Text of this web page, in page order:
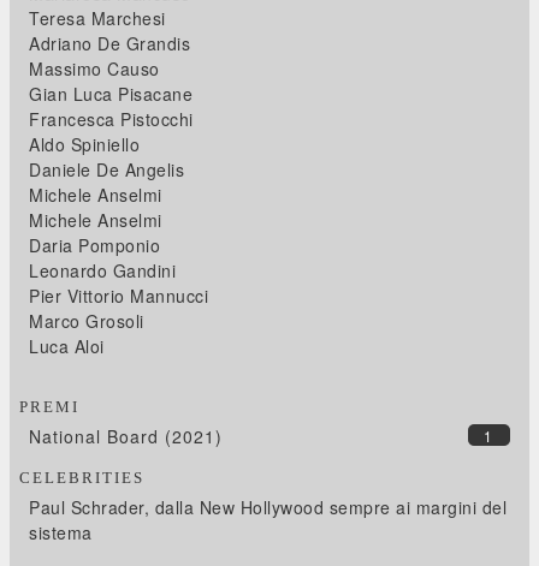
Teresa Marchesi
Adriano De Grandis
Massimo Causo
Gian Luca Pisacane
Francesca Pistocchi
Aldo Spiniello
Daniele De Angelis
Michele Anselmi
Michele Anselmi
Daria Pomponio
Leonardo Gandini
Pier Vittorio Mannucci
Marco Grosoli
Luca Aloi
PREMI
1
National Board (2021)
CELEBRITIES
Paul Schrader, dalla New Hollywood sempre ai margini del
sistema